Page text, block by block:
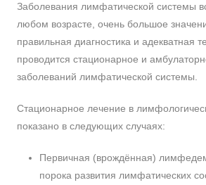
Заболевания лимфатической системы
любом возрасте, очень большое
правильная диагностика и адекватная
проводится стационарное и
заболеваний лимфатической системы.
Стационарное лечение в
показано в следующих случаях:
Первичная (врождённая)
порока развития лимфатических